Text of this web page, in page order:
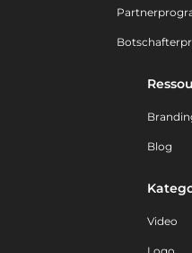
Blog
Video